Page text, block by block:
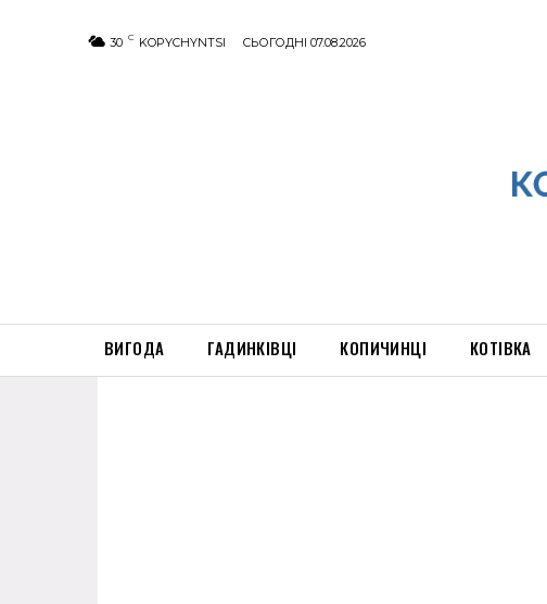
30 C KOPYCHYNTSI СЬОГОДНІ 07.08.2026
ВИГОДА ГАДИНКІВЦІ КОПИЧИНЦІ КОТІВКА